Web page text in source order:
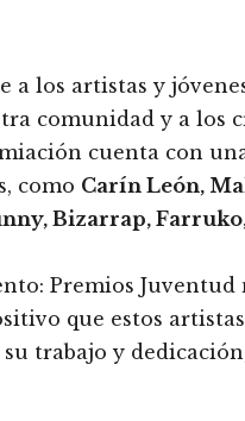
a los artistas y
comunidad y a los
cuenta con
como Carín León,
Bizarrap,
Premios
que estos
trabajo y